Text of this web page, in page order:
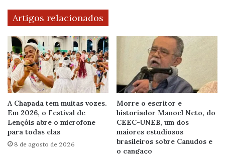
Artigos relacionados
A Chapada tem muitas vozes.
Em 2026, o Festival de
Lençóis abre o microfone
para todas elas
8 de agosto de 2026
Morre o escritor e
historiador Manoel Neto, do
CEEC-UNEB, um dos
maiores estudiosos
brasileiros sobre Canudos e
o cangaço